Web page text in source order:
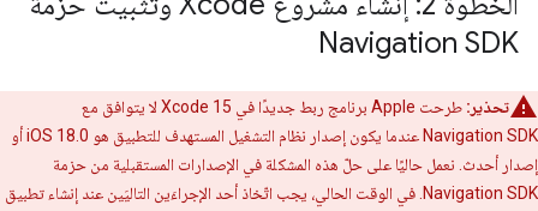
Navigation SDK
تحذير:
طرحت Apple برنامج ربط جديدًا في Xcode 15 لا يتوافق مع
Navigation SDK عندما يكون إصدار نظام التشغيل المستهدف للتطبيق هو iOS 18.0 أو
إصدار أحدث. نعمل حاليًا على حلّ هذه المشكلة في الإصدارات المستقبلية من حزمة
Navigation SDK. في الوقت الحالي، يجب اتّخاذ أحد الإجراءَين التاليَين عند إنشاء تطبيق